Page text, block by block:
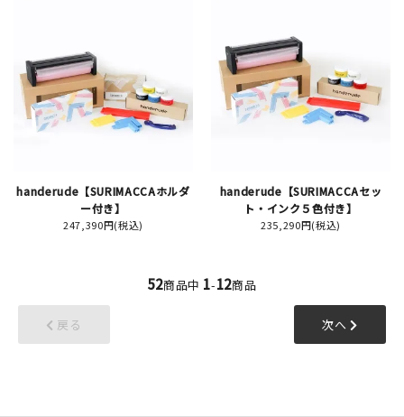
handerude【SURIMACCAホルダ
ー付き】
247,390円(税込)
handerude【SURIMACCAセッ
ト・インク５色付き】
235,290円(税込)
52商品中 1-12商品
戻る 次へ